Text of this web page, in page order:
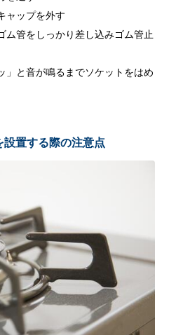
ャップを外す
ム管をしっかり差し込みゴム管止
」と音が鳴るまでソケットをはめ
設置する際の注意点